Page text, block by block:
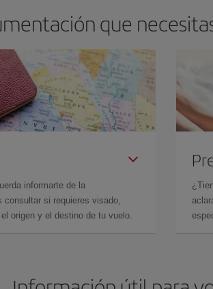
que
informarte de la
consultar si requieres visado,
origen y el destino de tu vuelo.